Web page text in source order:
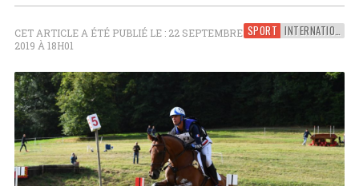
SPORT INTERNATIONAL
CET ARTICLE A ÉTÉ PUBLIÉ LE : 22 SEPTEMBRE
2019 À 18H01